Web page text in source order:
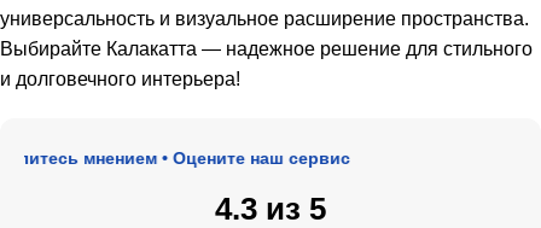
универсальность и визуальное расширение пространства.
Выбирайте Калакатта — надежное решение для стильного
и долговечного интерьера!
мнением • Оцените наш сервис
4.3 из 5